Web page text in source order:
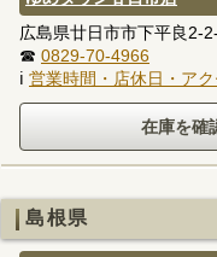
広島県廿日市市下平良2-
☎ 0829-70-4966
ℹ 営業時間・店休日・ア
島根県